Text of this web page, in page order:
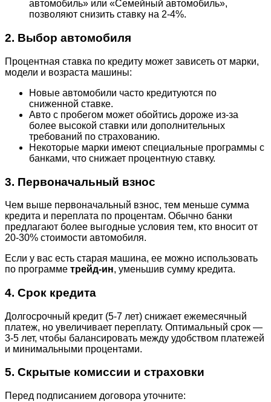
автомобиль» или «Семейный автомобиль»,
позволяют снизить ставку на 2-4%.
2. Выбор автомобиля
Процентная ставка по кредиту может зависеть от марки,
модели и возраста машины:
Новые автомобили часто кредитуются по
сниженной ставке.
Авто с пробегом может обойтись дороже из-за
более высокой ставки или дополнительных
требований по страхованию.
Некоторые марки имеют специальные программы с
банками, что снижает процентную ставку.
3. Первоначальный взнос
Чем выше первоначальный взнос, тем меньше сумма
кредита и переплата по процентам. Обычно банки
предлагают более выгодные условия тем, кто вносит от
20-30% стоимости автомобиля.
Если у вас есть старая машина, ее можно использовать
по программе трейд-ин, уменьшив сумму кредита.
4. Срок кредита
Долгосрочный кредит (5-7 лет) снижает ежемесячный
платеж, но увеличивает переплату. Оптимальный срок —
3-5 лет, чтобы балансировать между удобством платежей
и минимальными процентами.
5. Скрытые комиссии и страховки
Перед подписанием договора уточните: